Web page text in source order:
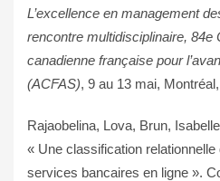
L’excellence en management
rencontre multidisciplinaire, 84e
canadienne française pour
(ACFAS), 9 au 13 mai,
Rajaobelina, Lova, Brun,
« Une classification
services bancaires en ligne ».